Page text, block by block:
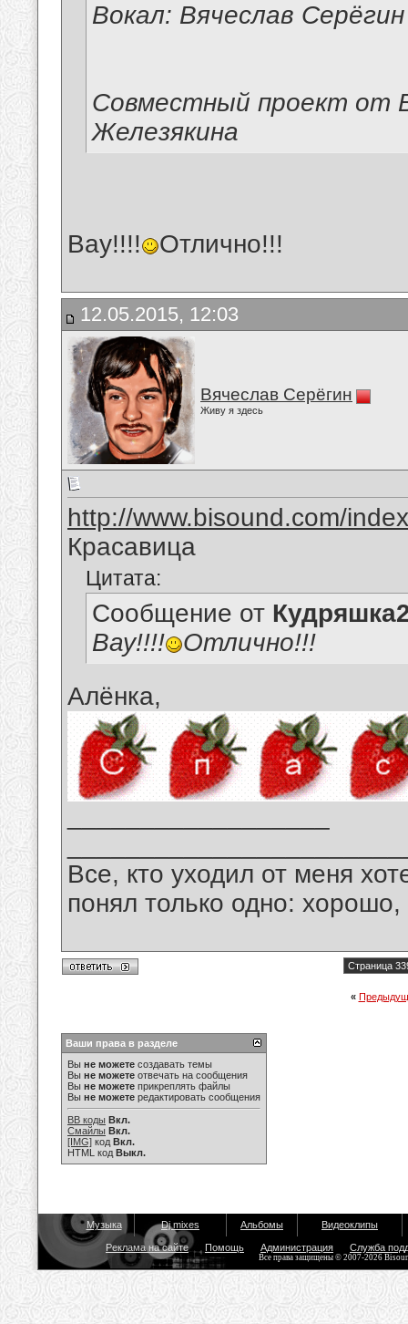
Вокал: Вячеслав Серёгин
Совместный проект от
Железякина
Вау!!!! Отлично!!!
12.05.2015, 12:03
Вячеслав Серёгин
Живу я здесь
http://www.bisound.com/
Красавица
Цитата:
Сообщение от
Вау!!!!
Отлично!!!
Алёнка,
Все, кто уходил от меня
понял только одно:
Страница
«
Ваши права в разделе
Вы не можете создавать темы
Вы не можете отвечать на сообщения
Вы не можете прикреплять файлы
Вы не можете редактировать сообщения
BB коды Вкл.
Смайлы Вкл.
[IMG] код Вкл.
HTML код Выкл.
Музыка Dj mixes Альбомы Видеоклипы
Реклама на сайте Помощь Администрация Служба
Все права защищены © 2007-2026